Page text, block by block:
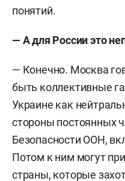
понятий.
— А для России это
— Конечно. Москва
быть коллективные
Украине как
стороны постоянных
Безопасности ООН,
Потом к ним могут
страны, которые